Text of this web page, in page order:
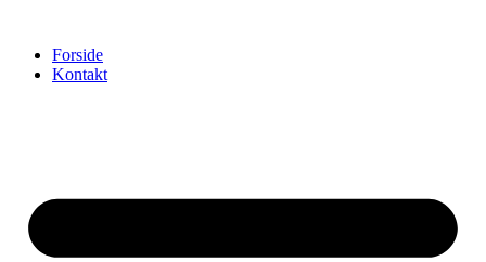
indholdForside
Kontakt